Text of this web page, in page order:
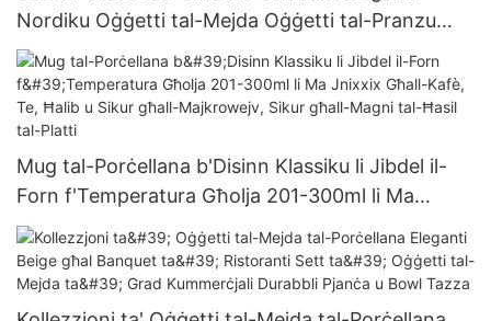
Nordiku Oġġetti tal-Mejda Oġġetti tal-Pranzu
Glaze Lixxa Għal Restaurant Lukanda Bejgħ bl-
Ingrossa Ordni bl-Ingrossa Grad tal-Ikel
Mug tal-Porċellana b'Disinn Klassiku li Jibdel il-
Forn f'Temperatura Għolja 201-300ml li Ma
Jnixxix Għall-Kafè, Te, Ħalib u Sikur għall-
Majkrowejv, Sikur għall-Magni tal-Ħasil ​​tal-Platti